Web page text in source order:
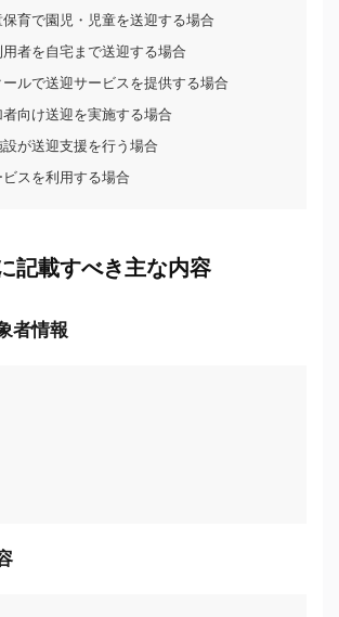
育で園児・児童を送迎する場合
者を自宅まで送迎する場合
ルで送迎サービスを提供する場合
向け送迎を実施する場合
が送迎支援を行う場合
ビスを利用する場合
記載すべき主な内容
者情報